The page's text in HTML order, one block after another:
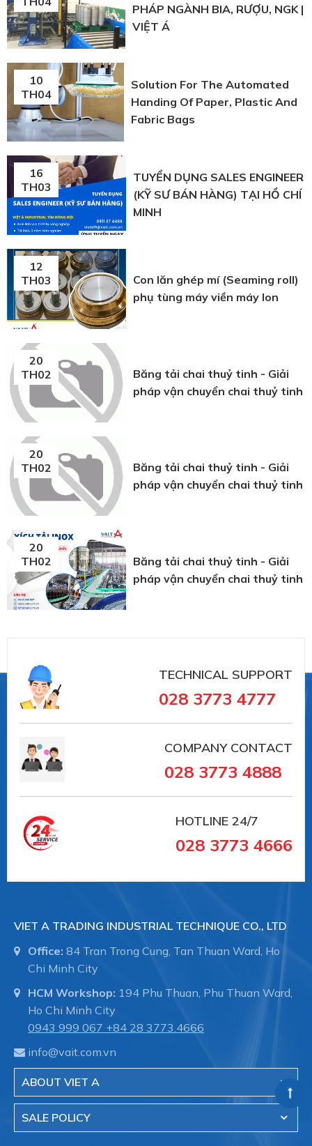
PHÁP NGÀNH BIA, RƯỢU, NGK |
VIỆT Á
10
TH04
Solution For The Automated
Handing Of Paper, Plastic And
Fabric Bags
16
TH03
TUYỂN DỤNG SALES ENGINEER
(KỸ SƯ BÁN HÀNG) TẠI HỒ CHÍ
MINH
12
TH03
Con lăn ghép mí (Seaming roll)
phụ tùng máy viền máy lon
20
TH02
Băng tải chai thuỷ tinh - Giải
pháp vận chuyển chai thuỷ tinh
20
TH02
Băng tải chai thuỷ tinh - Giải
pháp vận chuyển chai thuỷ tinh
20
TH02
Băng tải chai thuỷ tinh - Giải
pháp vận chuyển chai thuỷ tinh
TECHNICAL SUPPORT
028 3773 4777
COMPANY CONTACT
028 3773 4888
HOTLINE 24/7
028 3773 4666
VIET A TRADING INDUSTRIAL TECHNIQUE CO., LTD
Office: 84 Tran Trong Cung, Tan Thuan Ward, Ho
Chi Minh City
HCM Workshop: 194 Phu Thuan, Phu Thuan Ward,
Ho Chi Minh City
0943 999 067 +84 28 3773.4666
info@vait.com.vn
ABOUT VIET A
SALE POLICY